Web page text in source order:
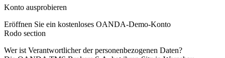
Konto ausprobieren
Eröffnen Sie ein kostenloses OANDA-Demo-Konto
Rodo section
Wer ist Verantwortlicher der personenbezogenen Daten?